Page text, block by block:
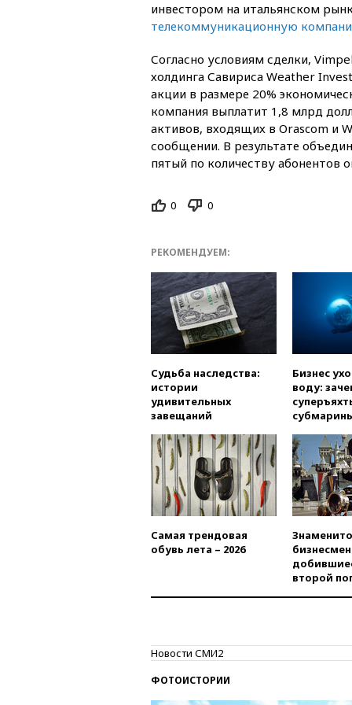
инвестором на итальянском
телекоммуникационную
Согласно условиям сделки,
холдинга Савириса Weather
акции в размере 20%
компания выплатит 1,8 млрд
активов, входящих в Orascom и
сообщении. В результате
пятый по количеству абонентов
0 0
РЕКОМЕНДУЕМ:
Судьба наследства:
истории
удивительных
завещаний
Бизнес
воду:
Самая трендовая
обувь лета – 2026
второй
Новости СМИ2
ФОТОИСТОРИИ